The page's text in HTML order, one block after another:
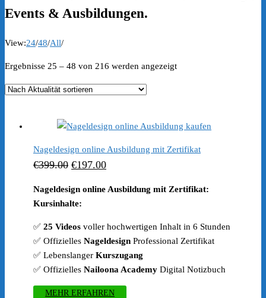
Events & Ausbildungen.
View:24/48/All/
Ergebnisse 25 – 48 von 216 werden angezeigtNach
Nageldesign online Ausbildung mit Zertifikat
€399.00 Ursprünglicher
war:
€197.00Aktueller
Nageldesign online Ausbildung mit Zertifikat:
Kursinhalte:
✅ 25 Videos voller hochwertigen Inhalt in 6 Stunden
✅ Offizielles Nageldesign Professional Zertifikat
✅ Lebenslanger Kurszugang
✅ Offizielles Nailoona Academy Digital Notizbuch
MEHR ERFAHREN